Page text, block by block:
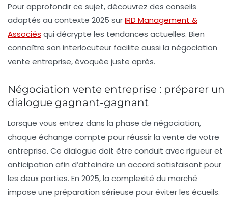
Pour approfondir ce sujet, découvrez des conseils
adaptés au contexte 2025 surIRD Management &
Associés qui décrypte les tendances actuelles. Bien
connaître son interlocuteur facilite aussi la négociation
vente entreprise, évoquée juste après.
Négociation vente entreprise : préparer un
dialogue gagnant-gagnant
Lorsque vous entrez dans la phase de négociation,
chaque échange compte pour réussir la vente de votre
entreprise. Ce dialogue doit être conduit avec rigueur et
anticipation afin d’atteindre un accord satisfaisant pour
les deux parties. En 2025, la complexité du marché
impose une préparation sérieuse pour éviter les écueils.